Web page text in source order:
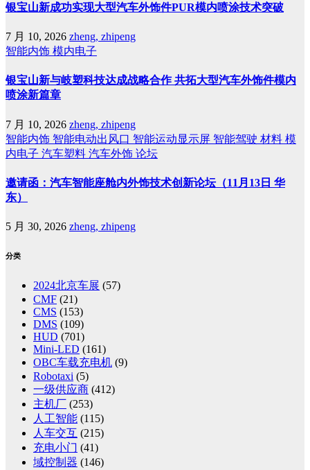
银宝山新成功实现大型汽车外饰件PUR模内喷涂技术突破
7 月 10, 2026 zheng, zhipeng
智能内饰 模内电子
银宝山新与岐塑科技达成战略合作 共拓大型汽车外饰件模内
喷涂新篇章
7 月 10, 2026 zheng, zhipeng
智能内饰 智能电动出风口 智能运动显示屏 智能驾驶 材料 模
内电子 汽车塑料 汽车外饰 论坛
邀请函：汽车智能座舱内外饰技术创新论坛（11月13日 华
东）
5 月 30, 2026 zheng, zhipeng
分类
2024北京车展 (57)
CMF (21)
CMS (153)
DMS (109)
HUD (701)
Mini-LED (161)
OBC车载充电机 (9)
Robotaxi (5)
一级供应商 (412)
主机厂 (253)
人工智能 (115)
人车交互 (215)
充电小门 (41)
域控制器 (146)